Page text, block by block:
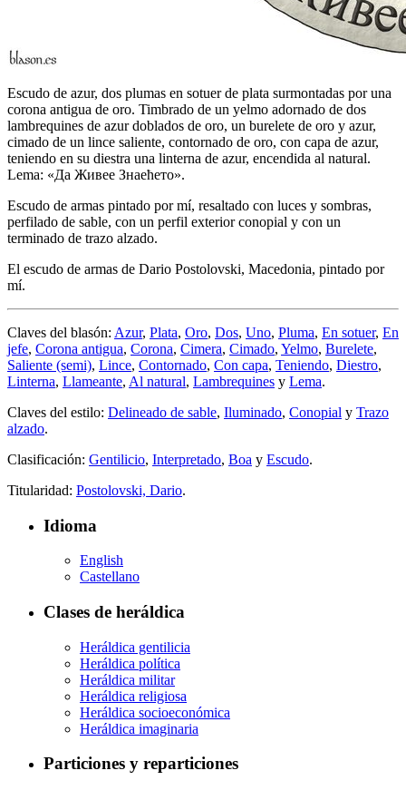
Escudo de azur, dos plumas en sotuer de plata surmontadas por una
corona antigua de oro. Timbrado de un yelmo adornado de dos
lambrequines de azur doblados de oro, un burelete de oro y azur,
cimado de un lince saliente, contornado de oro, con capa de azur,
teniendo en su diestra una linterna de azur, encendida al natural.
Lema: «Да Живее Знаећето».
Escudo de armas pintado por mí, resaltado con luces y sombras,
perfilado de sable, con un perfil exterior conopial y con un
terminado de trazo alzado.
El escudo de armas de Dario Postolovski, Macedonia, pintado por
mí.
Claves del blasón: Azur, Plata, Oro, Dos, Uno, Pluma, En sotuer, En
jefe, Corona antigua, Corona, Cimera, Cimado, Yelmo, Burelete,
Saliente (semi), Lince, Contornado, Con capa, Teniendo, Diestro,
Linterna, Llameante, Al natural, Lambrequines y Lema.
Claves del estilo: Delineado de sable, Iluminado, Conopial y Trazo
alzado.
Clasificación: Gentilicio, Interpretado, Boa y Escudo.
Titularidad: Postolovski, Dario.
Idioma
English
Castellano
Clases de heráldica
Heráldica gentilicia
Heráldica política
Heráldica militar
Heráldica religiosa
Heráldica socioeconómica
Heráldica imaginaria
Particiones y reparticiones